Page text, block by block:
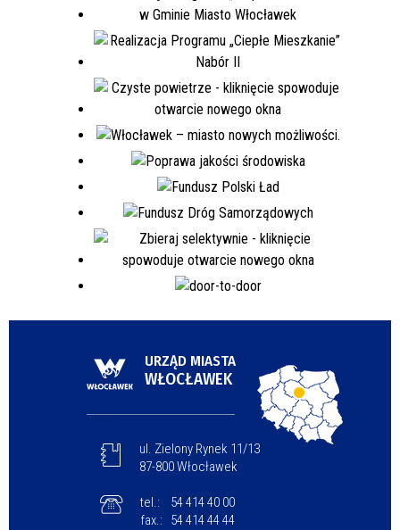
URZĄD MIASTA
WŁOCŁAWEK
ul. Zielony Rynek 11/13
87-800 Włocławek
tel.:
54 414 40 00
fax.:
54 414 44 44